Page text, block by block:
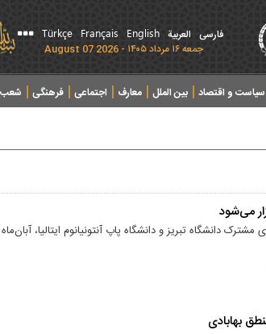
فارسی العربیة English
Français
Türkçe
جمعه ۱۶ مرداد ۱۴۰۵ - 2026 August 07
سیاست و اقتصاد بین الملل معارف اجتماعی فرهنگی شعب
می‌شود
دانشگاه تبریز و دانشگاه پاپ آنتونیانوم ایتالیا،
بهابادی